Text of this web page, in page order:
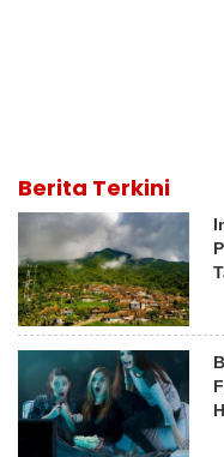
Berita Terkini